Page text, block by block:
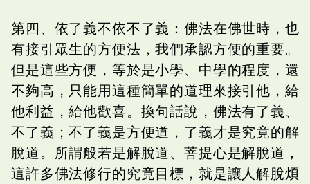
第四、依了義不依不了義：佛法在佛世時，也
有接引眾生的方便法，我們承認方便的重要。
但是這些方便，等於是小學、中學的程度，還
不夠高，只能用這種簡單的道理來接引他，給
他利益，給他歡喜。換句話說，佛法有了義、
不了義；不了義是方便道，了義才是究竟的解
脫道。所謂般若是解脫道、菩提心是解脫道，
這許多佛法修行的究竟目標，就是讓人解脫煩